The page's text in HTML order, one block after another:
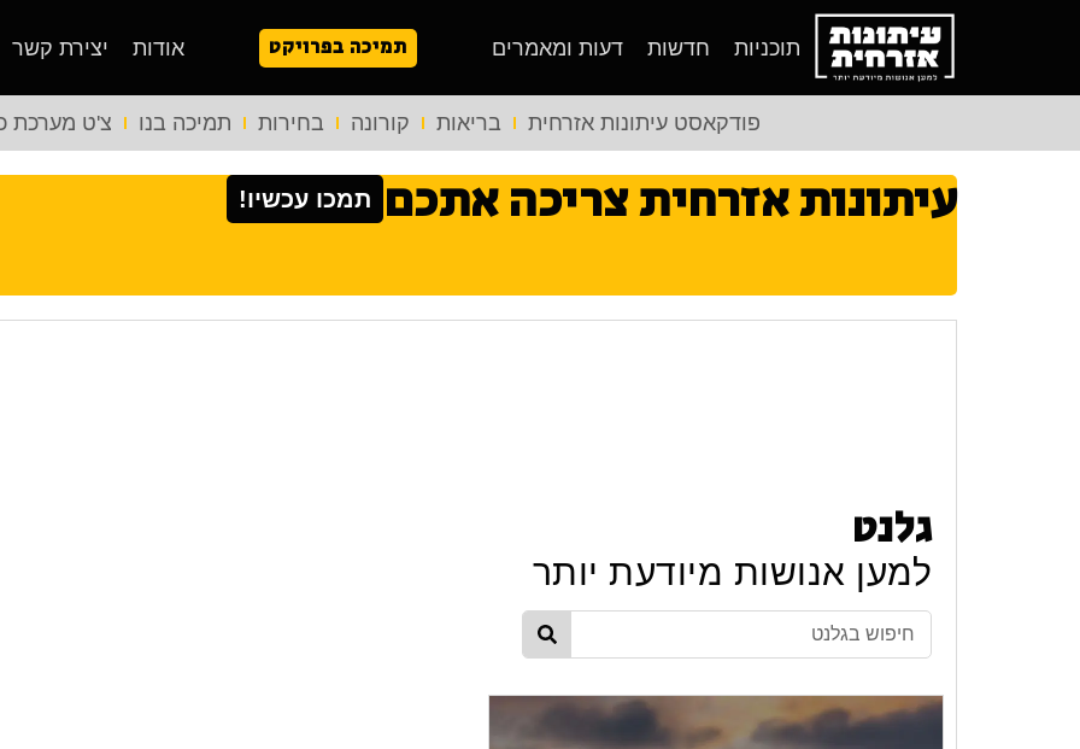
תוכניות חדשות דעות ומאמרים תמיכה בפרויקט אודות יצירת קשר
פודקאסט עיתונות אזרחית בריאות קורונה בחירות תמיכה בנו צ'ט מערכת
עיתונות אזרחית צריכה אתכם תמכו עכשיו!
גלנט
למען אנושות מיודעת יותר